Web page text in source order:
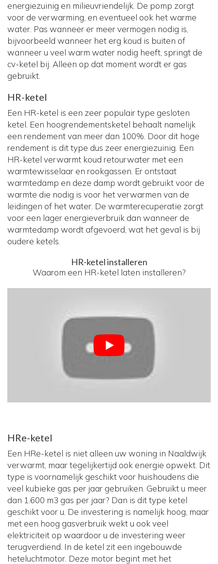
energiezuinig en milieuvriendelijk. De pomp zorgt
voor de verwarming, en eventueel ook het warme
water. Pas wanneer er meer vermogen nodig is,
bijvoorbeeld wanneer het erg koud is buiten of
wanneer u veel warm water nodig heeft, springt de
cv-ketel bij. Alleen op dat moment wordt er gas
gebruikt.
HR-ketel
Een HR-ketel is een zeer populair type gesloten
ketel. Een hoogrendementsketel behaalt namelijk
een rendement van meer dan 100%. Door dit hoge
rendement is dit type dus zeer energiezuinig. Een
HR-ketel verwarmt koud retourwater met een
warmtewisselaar en rookgassen. Er ontstaat
warmtedamp en deze damp wordt gebruikt voor de
warmte die nodig is voor het verwarmen van de
leidingen of het water. De warmterecuperatie zorgt
voor een lager energieverbruik dan wanneer de
warmtedamp wordt afgevoerd, wat het geval is bij
oudere ketels.
HR-ketel installeren
Waarom een HR-ketel laten installeren?
HRe-ketel
Een HRe-ketel is niet alleen uw woning in Naaldwijk
verwarmt, maar tegelijkertijd ook energie opwekt. Dit
type is voornamelijk geschikt voor huishoudens die
veel kubieke gas per jaar gebruiken. Gebruikt u meer
dan 1.600 m3 gas per jaar? Dan is dit type ketel
geschikt voor u. De investering is namelijk hoog, maar
met een hoog gasverbruik wekt u ook veel
elektriciteit op waardoor u de investering weer
terugverdiend. In de ketel zit een ingebouwde
heteluchtmotor. Deze motor begint met het